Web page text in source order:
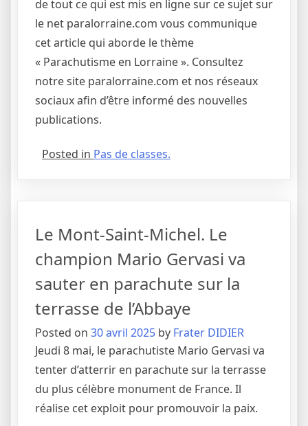
de tout ce qui est mis en ligne sur ce sujet sur
le net paralorraine.com vous communique
cet article qui aborde le thème
« Parachutisme en Lorraine ». Consultez
notre site paralorraine.com et nos réseaux
sociaux afin d’être informé des nouvelles
publications.
Posted in Pas de classes.
Le Mont-Saint-Michel. Le
champion Mario Gervasi va
sauter en parachute sur la
terrasse de l’Abbaye
Posted on 30 avril 2025 by Frater DIDIER
Jeudi 8 mai, le parachutiste Mario Gervasi va
tenter d’atterrir en parachute sur la terrasse
du plus célèbre monument de France. Il
réalise cet exploit pour promouvoir la paix.